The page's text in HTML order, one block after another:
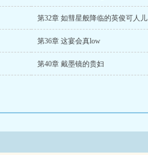
第32章 如彗星般降临的英俊可人儿
第36章 这宴会真low
第40章 戴墨镜的贵妇